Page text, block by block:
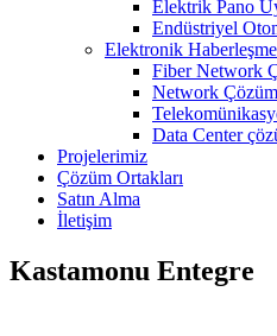
Elektrik Pano
Endüstriyel
Elektronik
Fiber Network
Network
Data Center
Projelerimiz
Çözüm Ortakları
Satın Alma
İletişim
Kastamonu Entegre